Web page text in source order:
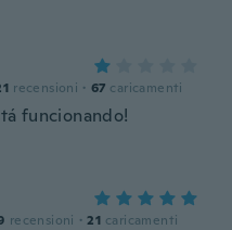
recensioni · 67 caricamenti
funcionando!
recensioni · 21 caricamenti